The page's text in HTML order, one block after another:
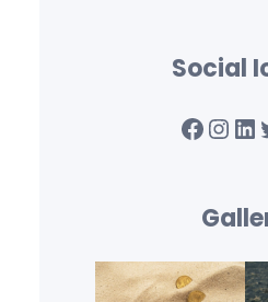
Social
Facebook InstagramLinkedIn Twitter